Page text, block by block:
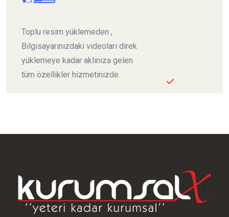
Toplu resim yüklemeden ,
Bilgisayarınızdaki videoları direk
yüklemeye kadar aklınıza gelen
tüm özellikler hizmetinizde.